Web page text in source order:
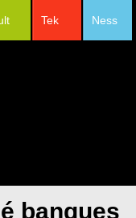
Ness
Tek
banques